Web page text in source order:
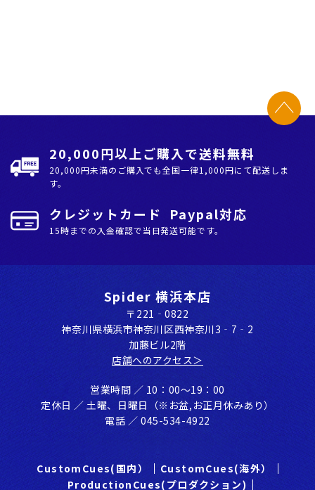
20,000円以上ご購入で送料無料
20,000円未満のご購入でも全国⼀律1,000円にて配送しま
す。
クレジットカード Paypal対応
15時までの入金確認で当日発送可能です。
Spider 横浜本店
〒221‐0822
神奈川県横浜市神奈川区⻄神奈川3‐7‐2
加藤ビル2階
店舗へのアクセス＞
営業時間 ／ 10：00〜19：00
定休⽇ ／ ⼟曜、⽇曜⽇（※お盆,お正⽉休みあり）
電話 ／ 045-534-4922
CustomCues(国内）
CustomCues(海外）
ProductionCues(プロダクション)